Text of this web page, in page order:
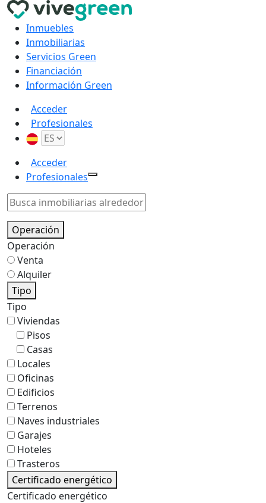
Inmuebles
Inmobiliarias
Servicios Green
Financiación
Información Green
Acceder
Profesionales
Acceder
Profesionales
Operación
Operación
Venta
Alquiler
Tipo
Tipo
Viviendas
Pisos
Casas
Locales
Oficinas
Edificios
Terrenos
Naves industriales
Garajes
Hoteles
Trasteros
Certificado energético
Certificado energético